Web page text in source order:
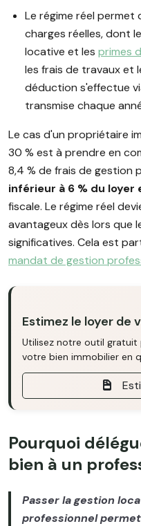
Le régime réel permet
charges réelles, dont
locative et les primes
les frais de travaux et
déduction s'effectue
transmise chaque
Le cas d'un propriétaire
30 % est à prendre en
8,4 % de frais de gestion
inférieur à 6 % du loyer
fiscale. Le régime réel
avantageux dès lors que
significatives. Cela est
mandat de gestion
Estimez le loyer de
Utilisez notre outil
votre bien immobilier en
Pourquoi
bien à un
Passer la gestion
professionnel